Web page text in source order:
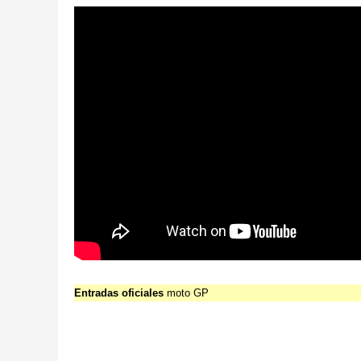
Entradas oficiales moto GP